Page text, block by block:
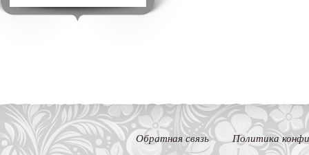
Обратная связь Политика